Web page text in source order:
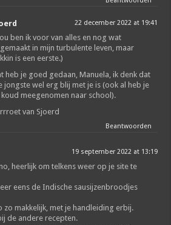
22 december 2022 at 19:41
ben ik voor van alles en nog wat
in mijn turbulente leven, maar
is een eerste.)
heb je goed gedaan, Manuela, ik denk dat
jongste wel erg blij met je is (ook al heb je
koud meegenomen naar school).
van Sjoerd
Beantwoorden
19 september 2022 at 13:19
heerlijk om telkens weer op je site te
eens de Indische sausijzenbroodjes
zo makkelijk, met je handleiding erbij.
de andere recepten.